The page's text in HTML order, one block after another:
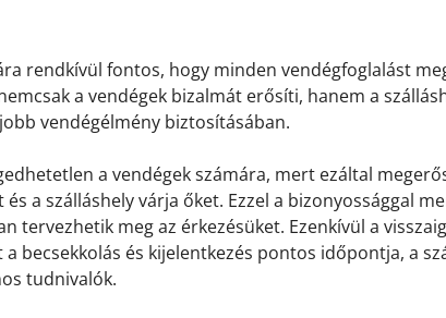
rendkívül fontos, hogy minden vendégfoglalást
a vendégek bizalmát erősíti, hanem a
vendégélmény biztosításában.
a vendégek számára, mert ezáltal
a szálláshely várja őket. Ezzel a bizonyossággal
tervezhetik meg az érkezésüket. Ezenkívül a
becsekkolás és kijelentkezés pontos időpontja, a
tudnivalók.